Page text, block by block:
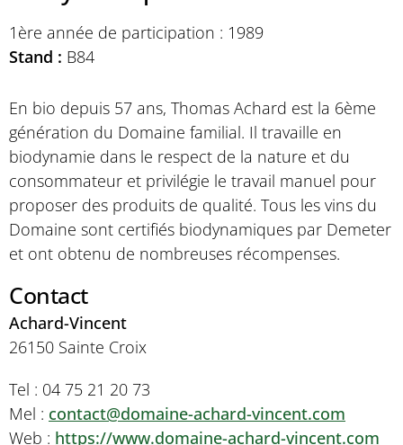
1ère année de participation : 1989
Stand : B84
En bio depuis 57 ans, Thomas Achard est la 6ème
génération du Domaine familial. Il travaille en
biodynamie dans le respect de la nature et du
consommateur et privilégie le travail manuel pour
proposer des produits de qualité. Tous les vins du
Domaine sont certifiés biodynamiques par Demeter
et ont obtenu de nombreuses récompenses.
Contact
Achard-Vincent
26150 Sainte Croix
Tel : 04 75 21 20 73
Mel : contact@domaine-achard-vincent.com
Web : https://www.domaine-achard-vincent.com